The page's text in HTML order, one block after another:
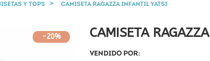
Y TOPS CAMISETA RAGAZZA INFANTIL YATSI
-20% CAMISETA
VENDIDO POR: